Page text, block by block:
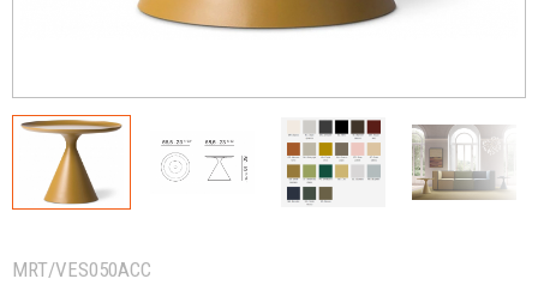
MRT/VES050ACC